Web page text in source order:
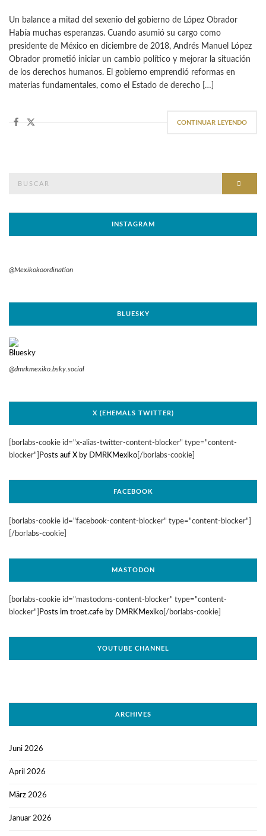
Un balance a mitad del sexenio del gobierno de López Obrador
Había muchas esperanzas. Cuando asumió su cargo como
presidente de México en diciembre de 2018, Andrés Manuel López
Obrador prometió iniciar un cambio político y mejorar la situación
de los derechos humanos. El gobierno emprendió reformas en
materias fundamentales, como el Estado de derecho […]
CONTINUAR LEYENDO
INSTAGRAM
@Mexikokoordination
BLUESKY
@dmrkmexiko.bsky.social
X (EHEMALS TWITTER)
[borlabs-cookie id="x-alias-twitter-content-blocker" type="content-
blocker"] Posts auf X by DMRKMexiko [/borlabs-cookie]
FACEBOOK
[borlabs-cookie id="facebook-content-blocker" type="content-blocker"]
[/borlabs-cookie]
MASTODON
[borlabs-cookie id="mastodons-content-blocker" type="content-
blocker"] Posts im troet.cafe by DMRKMexiko [/borlabs-cookie]
YOUTUBE CHANNEL
ARCHIVES
Juni 2026
April 2026
März 2026
Januar 2026